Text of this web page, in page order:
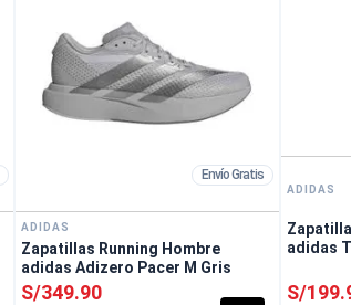
Envío Gratis
ADIDAS
Zapatillas Running Hombre
adidas Adizero Pacer M Gris
S/349.90
ADIDAS
adidas
S/199.